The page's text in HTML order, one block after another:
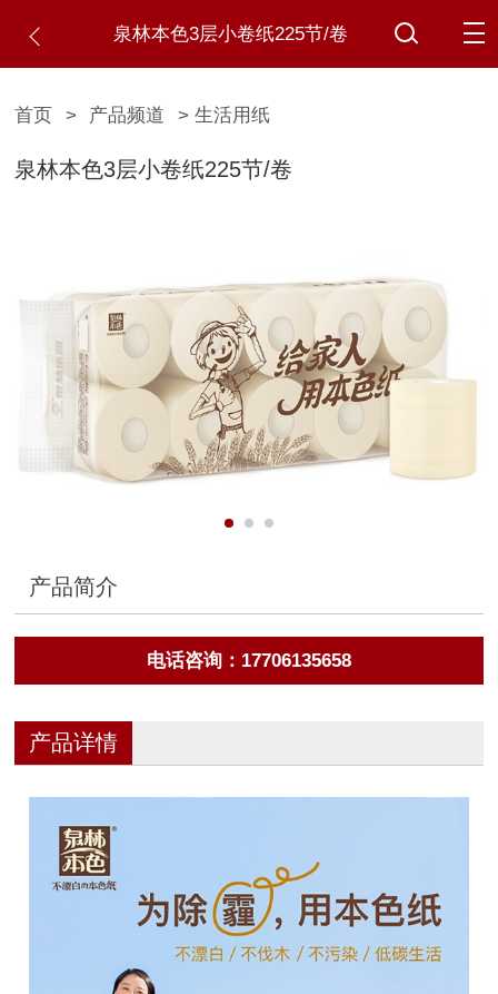
泉林本色3层小卷纸225节/卷
首页 > 产品频道 > 生活用纸
泉林本色3层小卷纸225节/卷
产品简介
电话咨询：17706135658
产品详情